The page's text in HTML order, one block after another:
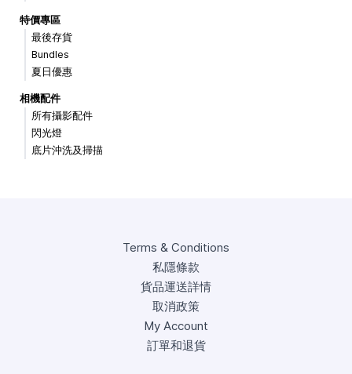
特價專區
最後存貨
Bundles
夏日優惠
相機配件
所有攝影配件
閃光燈
底片沖洗及掃描
Terms & Conditions
私隱條款
貨品運送詳情
取消政策
My Account
訂單和退貨